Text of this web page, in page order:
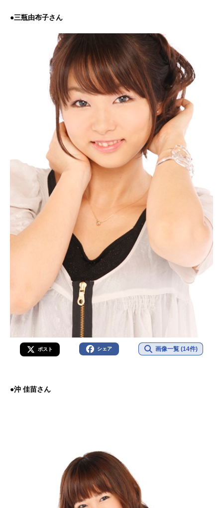
●三瓶由布子さん
ポスト シェア 画像一覧 (14件)
●沖 佳苗さん